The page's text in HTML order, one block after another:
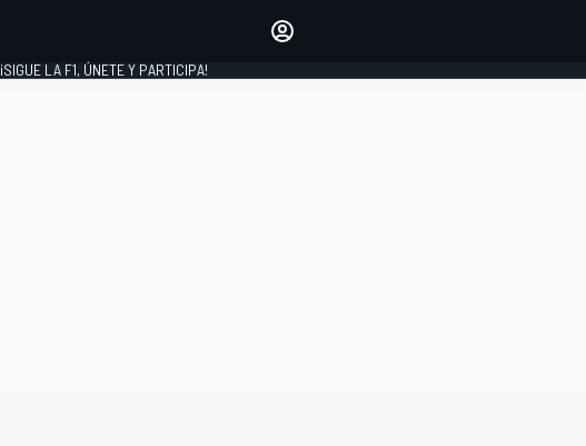
¡SIGUE LA F1, ÚNETE Y PARTICIPA!